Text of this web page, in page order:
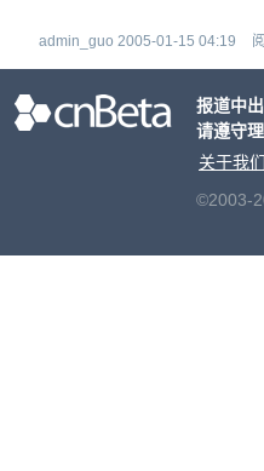
admin_guo 2005-01-15 04:19
报道中
请遵守
关于我们
©2003-